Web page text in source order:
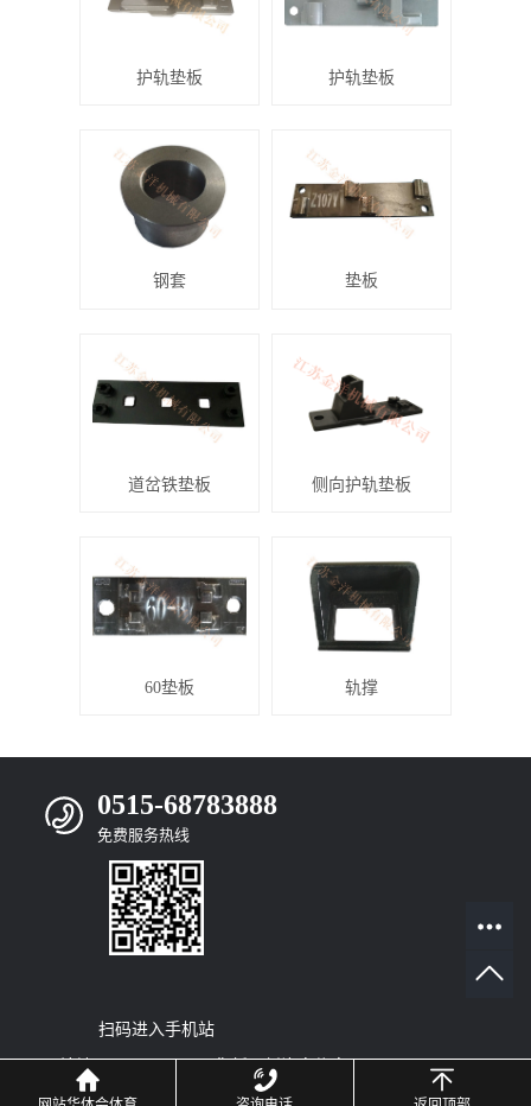
护轨垫板 护轨垫板
钢套 垫板
道岔铁垫板 侧向护轨垫板
60垫板 轨撑
0515-68783888
免费服务热线
扫码进入手机站
网站地图|RSS|XML|您暂无新询盘信息！© 2022
Copyright